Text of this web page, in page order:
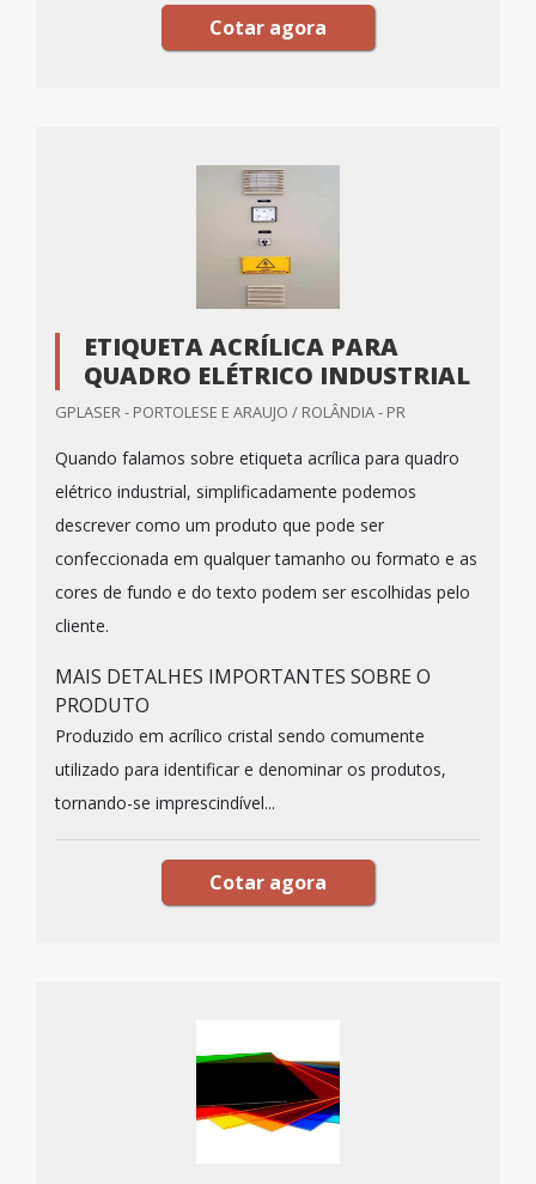
Cotar agora
ETIQUETA ACRÍLICA PARA
QUADRO ELÉTRICO INDUSTRIAL
GPLASER - PORTOLESE E ARAUJO / ROLÂNDIA - PR
Quando falamos sobre etiqueta acrílica para quadro
elétrico industrial, simplificadamente podemos
descrever como um produto que pode ser
confeccionada em qualquer tamanho ou formato e as
cores de fundo e do texto podem ser escolhidas pelo
cliente.
MAIS DETALHES IMPORTANTES SOBRE O
PRODUTO
Produzido em acrílico cristal sendo comumente
utilizado para identificar e denominar os produtos,
tornando-se imprescindível...
Cotar agora